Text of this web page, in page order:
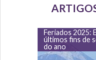
Feriados 2025:
últimos fins de
do ano